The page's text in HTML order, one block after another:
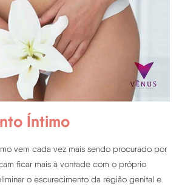
Íntimo
vem cada vez mais sendo procurado por
ficar mais à vontade com o próprio
o escurecimento da região genital e